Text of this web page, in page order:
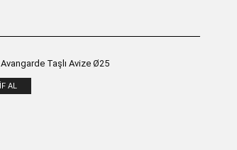
Taşlı Avize Ø25
AL